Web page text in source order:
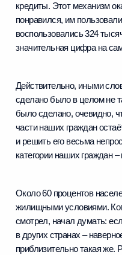
кредиты. Этот механизм
понравился, им
воспользовались 324
значительная цифра на
Действительно, иными
сделано было в целом не
было сделано, очевидно,
части наших граждан
и решить его весьма
категории наших граждан
Около 60 процентов
жилищными условиями.
смотрел, начал думать:
в других странах –
приблизительно такая же.